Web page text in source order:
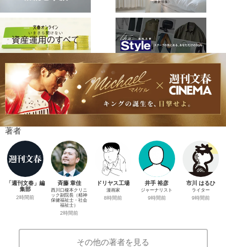
著者
「週刊文春」編
集部
2時間前
斉藤 章佳
西川口榎本クリニ
ック副院長（精神
保健福祉士・社会
福祉士）
2時間前
ドリヤス工場
漫画家
8時間前
井手 裕彦
ジャーナリスト
9時間前
市川 はるひ
ライター
9時間前
その他の著者を見る